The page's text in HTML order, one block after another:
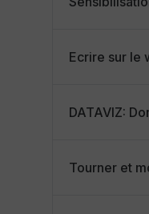
Ecrire sur le
DATAVIZ:
Tourner et